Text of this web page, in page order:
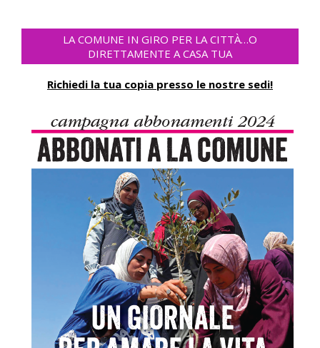
LA COMUNE IN GIRO PER LA CITTÀ…O
DIRETTAMENTE A CASA TUA
Richiedi la tua copia presso le nostre sedi!